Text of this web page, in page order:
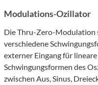
Modulations-Ozillator
Die Thru-Zero-Modulation
verschiedene
externer Eingang für
Schwingungsformen des
zwischen Aus, Sinus,